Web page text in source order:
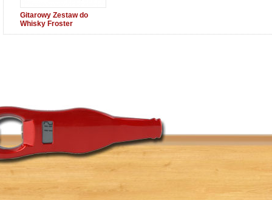
Gitarowy Zestaw do
Whisky Froster